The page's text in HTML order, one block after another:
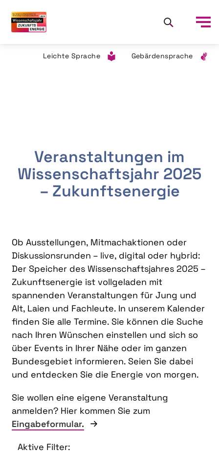
Leichte Sprache Gebärdensprache
Veranstaltungen im
Wissenschaftsjahr 2025
– Zukunftsenergie
Ob Ausstellungen, Mitmachaktionen oder
Diskussionsrunden – live, digital oder hybrid:
Der Speicher des Wissenschaftsjahres 2025 –
Zukunftsenergie ist vollgeladen mit
spannenden Veranstaltungen für Jung und
Alt, Laien und Fachleute. In unserem Kalender
finden Sie alle Termine. Sie können die Suche
nach Ihren Wünschen einstellen und sich so
über Events in Ihrer Nähe oder im ganzen
Bundesgebiet informieren. Seien Sie dabei
und entdecken Sie die Energie von morgen.
Sie wollen eine eigene Veranstaltung
anmelden? Hier kommen Sie zum
Eingabeformular.
Aktive Filter: